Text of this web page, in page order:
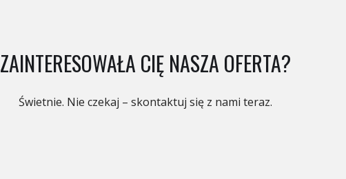
ZAINTERESOWAŁA CIĘ NASZA OFERTA?
Świetnie. Nie czekaj – skontaktuj się z nami teraz.